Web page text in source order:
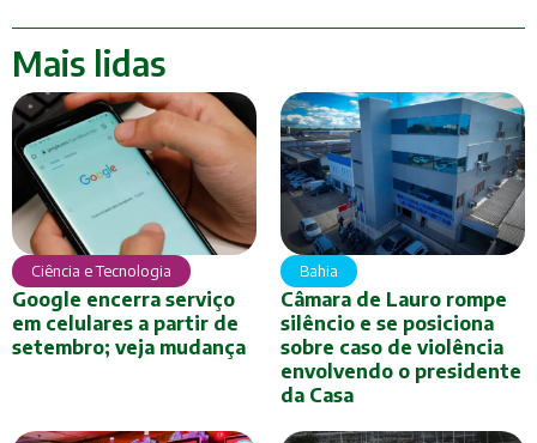
Mais lidas
Ciência e Tecnologia
Google encerra serviço
em celulares a partir de
setembro; veja mudança
Bahia
Câmara de Lauro rompe
silêncio e se posiciona
sobre caso de violência
envolvendo o presidente
da Casa